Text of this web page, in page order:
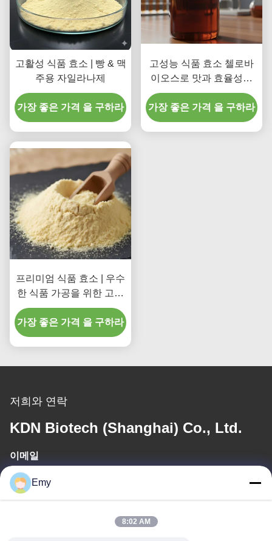
고활성 식품 효소 | 빵 & 맥
주용 자일라나제
가장 좋은 가격 을 구하라
고성능 식품 효소 첼로바
이오스로 맛과 효율성을
높여줍니다
가장 좋은 가격 을 구하라
프리미엄 식품 효소 | 우수
한 식품 가공을 위한 고활
성 셀룰라아제
가장 좋은 가격 을 구하라
저희와 연락
KDN Biotech (Shanghai) Co., Ltd.
이메일
panxy@vlandgroup.com
Emy
8:02 AM